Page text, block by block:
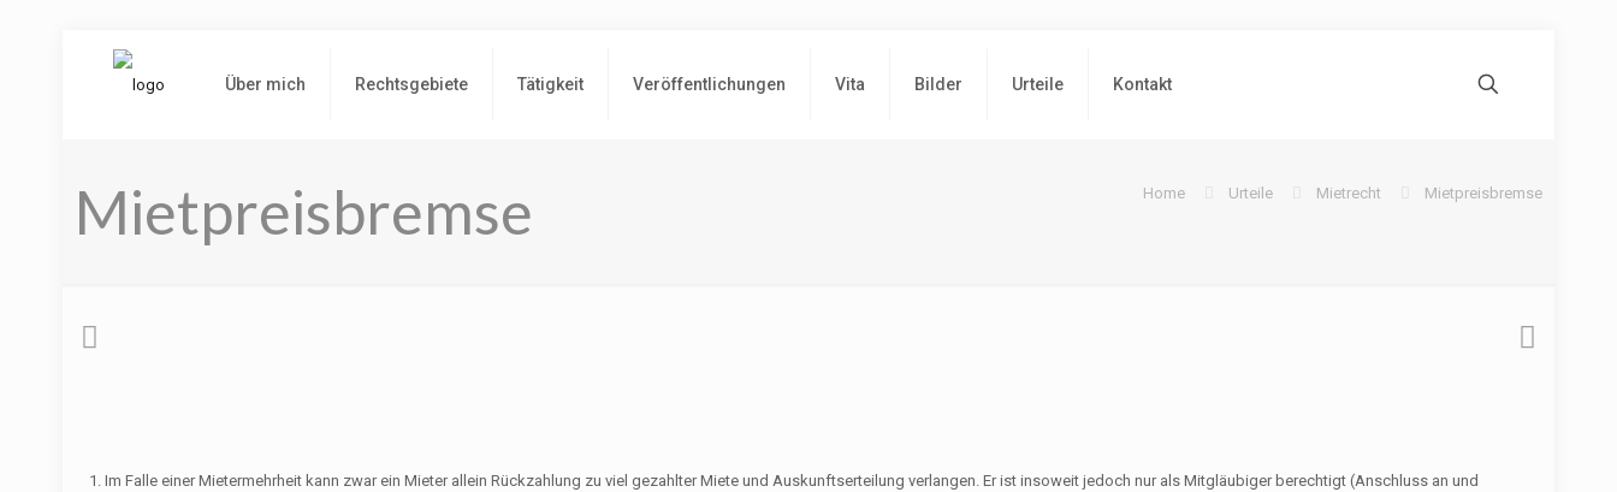
Über mich Rechtsgebiete Tätigkeit Veröffentlichungen Vita Bilder Urteile Kontakt
Mietpreisbremse Home Urteile Mietrecht Mietpreisbremse
1. Im Falle einer Mietermehrheit kann zwar ein Mieter allein Rückzahlung zu viel gezahlter Miete und Auskunftserteilung verlangen. Er ist insoweit jedoch nur als Mitgläubiger berechtigt (Anschluss an und